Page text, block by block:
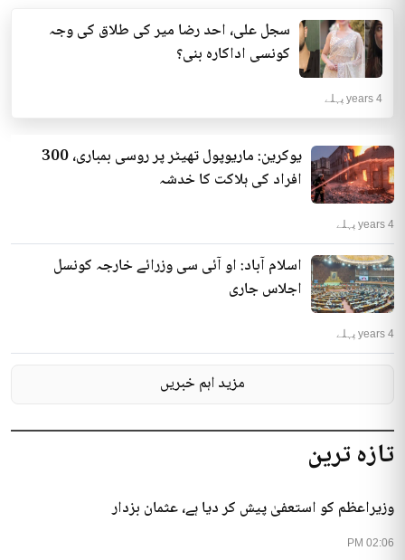
تازہ ترین
02:06 PM
وزیراعظم کو استعفیٰ پیش کر دیا ہے، عثمان بزدار
کا خدشہ ظاہر کیا اور کہا کہ کم...
انٹرنیشنل | 4 years پہلے
سجل علی، احد رضا میر کی طلاق کی وجہ
کونسی اداکارہ بنی؟
4 years پہلے
یوکرین: ماریوپول تھیٹر پر روسی بمباری، 300
افراد کی ہلاکت کا خدشہ
4 years پہلے
اسلام آباد: او آئی سی وزرائے خارجہ کونسل
اجلاس جاری
4 years پہلے
مزید اہم خبریں